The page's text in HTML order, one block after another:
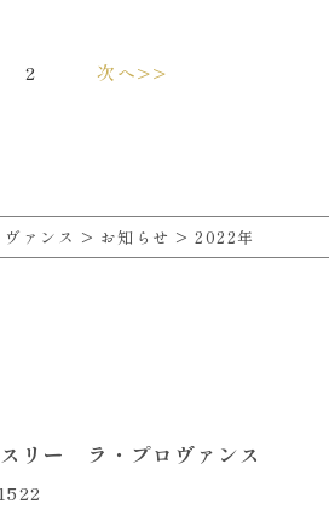
2 次へ>>
ァンス > お知らせ > 2022年
リー ラ・プロヴァンス